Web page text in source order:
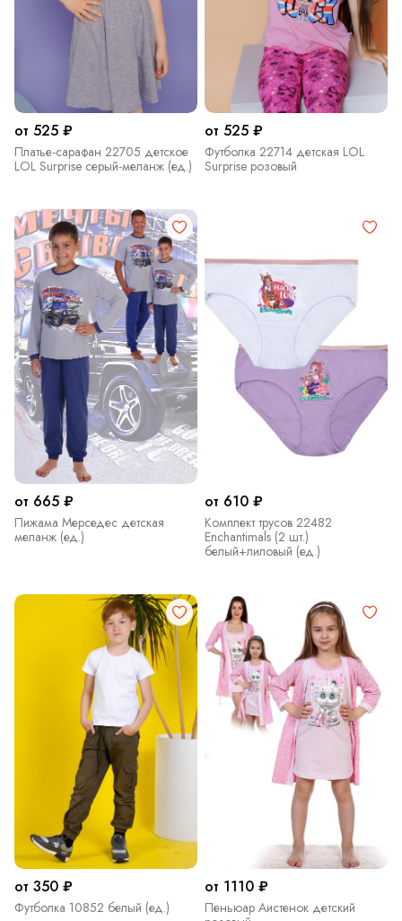
от 525 ₽
Платье-сарафан 22705 детское
LOL Surprise серый-меланж (ед.)
от 525 ₽
Футболка 22714 детская LOL
Surprise розовый
от 665 ₽
Пижама Мерседес детская
меланж (ед.)
от 610 ₽
Комплект трусов 22482
Enchantimals (2 шт.)
белый+лиловый (ед.)
от 350 ₽
Футболка 10852 белый (ед.)
от 1110 ₽
Пеньюар Аистенок детский